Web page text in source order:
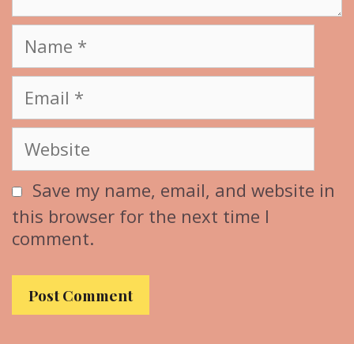
Name
Email
Website
Save my name, email, and website in
this browser for the next time I
comment.